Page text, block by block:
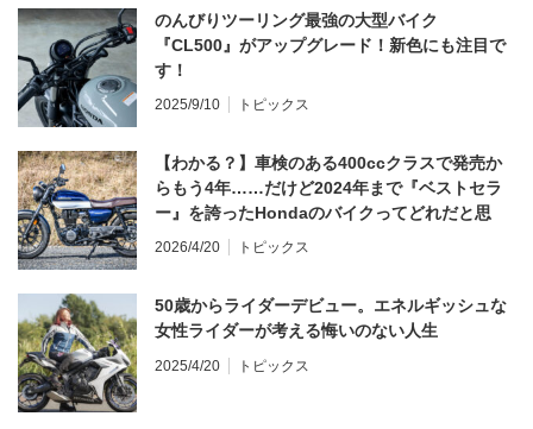
のんびりツーリング最強の大型バイク
『CL500』がアップグレード！新色にも注目で
す！
2025/9/10 トピックス
【わかる？】車検のある400ccクラスで発売か
らもう4年……だけど2024年まで『ベストセラ
ー』を誇ったHondaのバイクってどれだと思
う？
2026/4/20 トピックス
50歳からライダーデビュー。エネルギッシュな
女性ライダーが考える悔いのない人生
2025/4/20 トピックス